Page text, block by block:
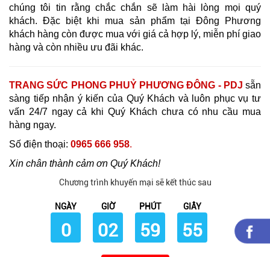
chúng tôi tin rằng chắc chắn sẽ làm hài lòng mọi quý
khách. Đặc biệt khi mua sản phẩm tại Đông Phương
khách hàng còn được mua với giá cả hợp lý, miễn phí giao
hàng và còn nhiều ưu đãi khác.
TRANG SỨC PHONG PHUỶ PHƯƠNG ĐÔNG - PDJ sẵn
sàng tiếp nhận ý kiến của Quý Khách và luôn phục vụ tư
vấn 24/7 ngay cả khi Quý Khách chưa có nhu cầu mua
hàng ngay.
Số điện thoại: 0965 666 958.
Xin chân thành cảm ơn Quý Khách!
Chương trình khuyến mại sẽ kết thúc sau
NGÀY
0
GIỜ
02
PHÚT
59
GIÂY
54